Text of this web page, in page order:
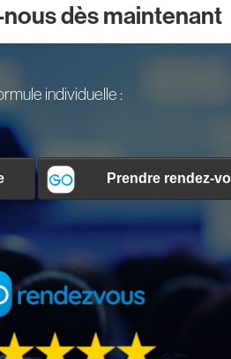
dès maintenant
individuelle :